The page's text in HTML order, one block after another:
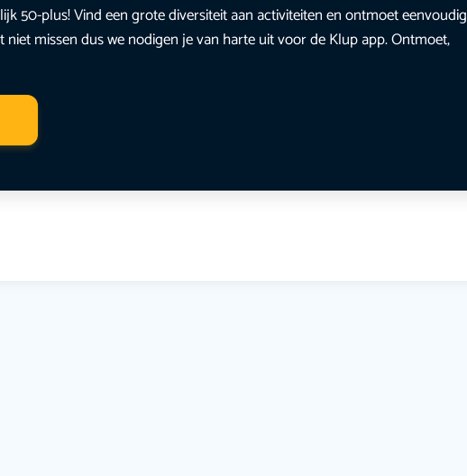
50-plus! Vind een grote diversiteit aan activiteiten en ontmoet eenvoudig
niet missen dus we nodigen je van harte uit voor de Klup app. Ontmoet,